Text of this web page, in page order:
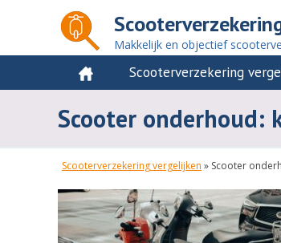
Makkelijk en objectief
Scooterverzekering
Scooter onderhoud:
Scooterverzekering vergelijken » Scooter